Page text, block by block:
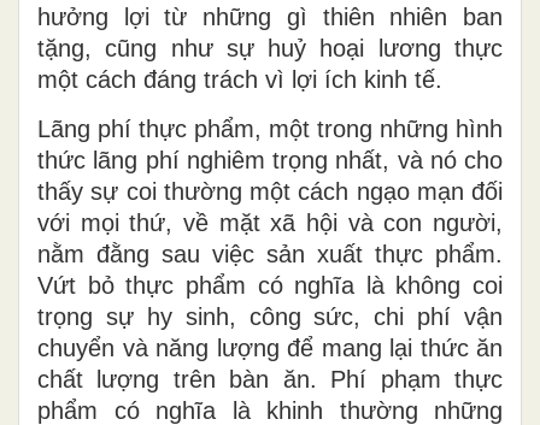
hưởng lợi từ những gì thiên nhiên ban
tặng, cũng như sự huỷ hoại lương thực
một cách đáng trách vì lợi ích kinh tế.
Lãng phí thực phẩm, một trong những hình
thức lãng phí nghiêm trọng nhất, vànócho
thấy sự coi thường một cách ngạo mạn đối
với mọi thứ, về mặt xã hội và con người,
nằm đằng sau việc sản xuất thực phẩm.
Vứt bỏ thực phẩm có nghĩa là không coi
trọng sự hy sinh, công sức, chi phí vận
chuyển và năng lượng để mang lại thức ăn
chất lượng trên bàn ăn. Phí phạmthực
phẩm có nghĩa là khinh thường những